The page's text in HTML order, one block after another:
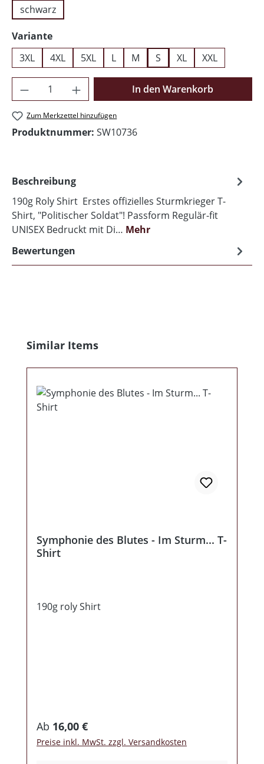
schwarz
Varianteauswählen
3XL
4XL 5XL L M S XL XXL
Produkt Anzahl: Gib den gewünschten
In den Warenkorb
Zum Merkzettel hinzufügen
Produktnummer: SW10736
Beschreibung
190g Roly Shirt Erstes offizielles Sturmkrieger T-
Shirt, "Politischer Soldat"! Passform Regulär-fit
UNISEX Bedruckt mit Di… Mehr
Bewertungen
Produktgalerie überspringen
Similar Items
Symphonie des Blutes - Im Sturm... T-
Shirt
190g roly Shirt
Regulärer Preis:
Ab 16,00 €
Preise inkl. MwSt. zzgl. Versandkosten